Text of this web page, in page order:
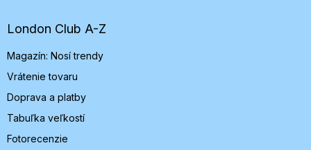
e
London Club A-Z
Magazín: Nosí trendy
Vrátenie tovaru
Doprava a platby
Tabuľka veľkostí
Fotorecenzie